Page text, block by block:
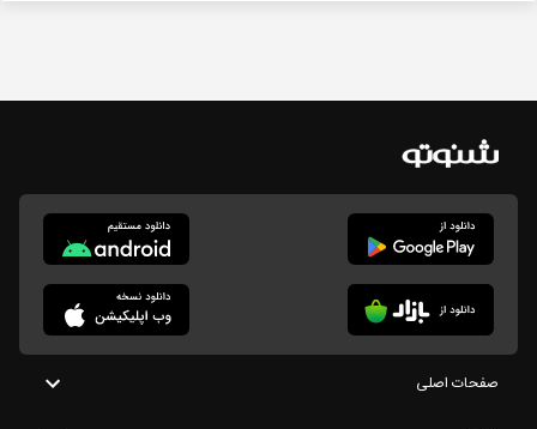
صفحات اصلی